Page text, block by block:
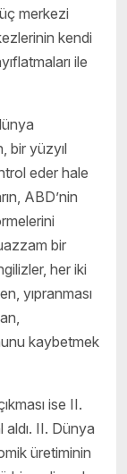
merkezi
kendi
ile
bir yüzyıl
eder hale
ABD’nin
bir
her iki
yıpranması
kaybetmek
ise II.
II. Dünya
üretiminin